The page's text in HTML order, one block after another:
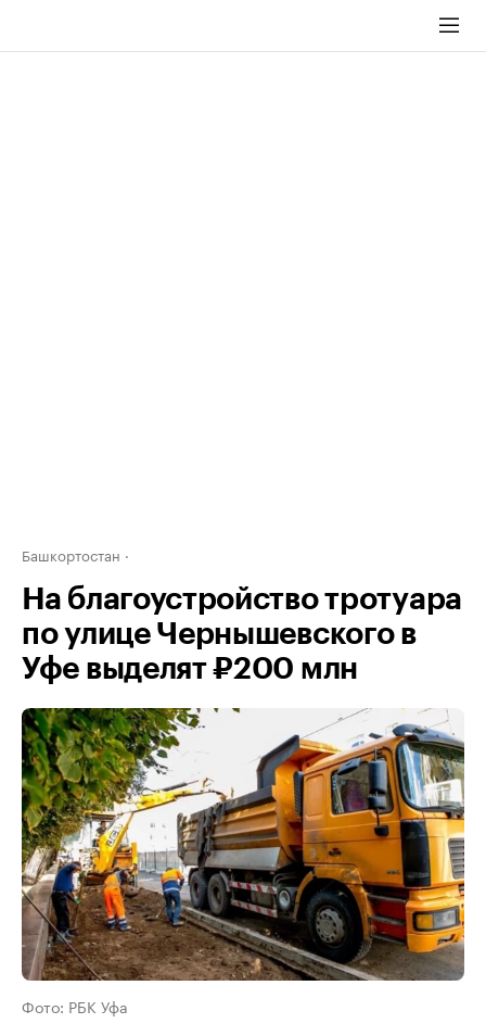
Башкортостан
На благоустройство тротуара
по улице Чернышевского в
Уфе выделят ₽200 млн
Фото: РБК Уфа